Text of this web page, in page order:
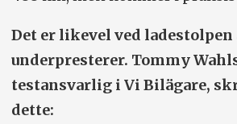
Det er likevel ved
underpresterer. Tommy
testansvarlig i Vi Bilägare,
dette: